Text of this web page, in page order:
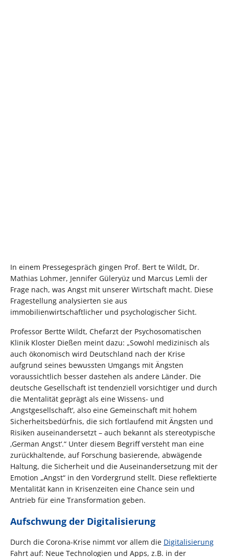
In einem Pressegespräch gingen Prof. Bert te Wildt, Dr.
Mathias Lohmer, Jennifer Güleryüz und Marcus Lemli der
Frage nach, was Angst mit unserer Wirtschaft macht. Diese
Fragestellung analysierten sie aus
immobilienwirtschaftlicher und psychologischer Sicht.
Professor Bertte Wildt, Chefarzt der Psychosomatischen
Klinik Kloster Dießen meint dazu: „Sowohl medizinisch als
auch ökonomisch wird Deutschland nach der Krise
aufgrund seines bewussten Umgangs mit Ängsten
voraussichtlich besser dastehen als andere Länder. Die
deutsche Gesellschaft ist tendenziell vorsichtiger und durch
die Mentalität geprägt als eine Wissens- und
‚Angstgesellschaft‘, also eine Gemeinschaft mit hohem
Sicherheitsbedürfnis, die sich fortlaufend mit Ängsten und
Risiken auseinandersetzt – auch bekannt als stereotypische
‚German Angst‘.“ Unter diesem Begriff versteht man eine
zurückhaltende, auf Forschung basierende, abwägende
Haltung, die Sicherheit und die Auseinandersetzung mit der
Emotion „Angst“ in den Vordergrund stellt. Diese reflektierte
Mentalität kann in Krisenzeiten eine Chance sein und
Antrieb für eine Transformation geben.
Aufschwung der Digitalisierung
Durch die Corona-Krise nimmt vor allem die Digitalisierung
Fahrt auf: Neue Technologien und Apps, z.B. in der